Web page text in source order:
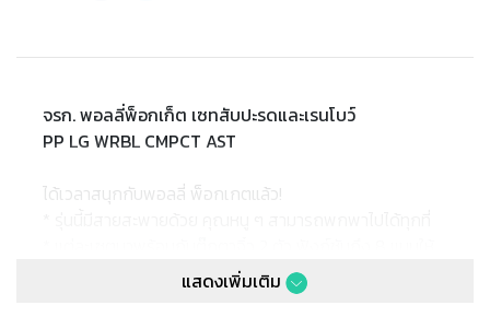
จรก. พอลลี่พ็อกเก็ต เซทสับปะรดและเรนโบว์
PP LG WRBL CMPCT AST
ได้เวลาสนุกกับพอลลี่ พ็อกเกตแล้ว!
เล่น และมีแมจิกสติ๊กเกอร์กับ อุปกรณ์ 2 ชิ้น
* สามารถเอาตัวของเล่นมาสะพายหรือคาดกับเข็มขัดก็เก๋!
แสดงเพิ่มเติม